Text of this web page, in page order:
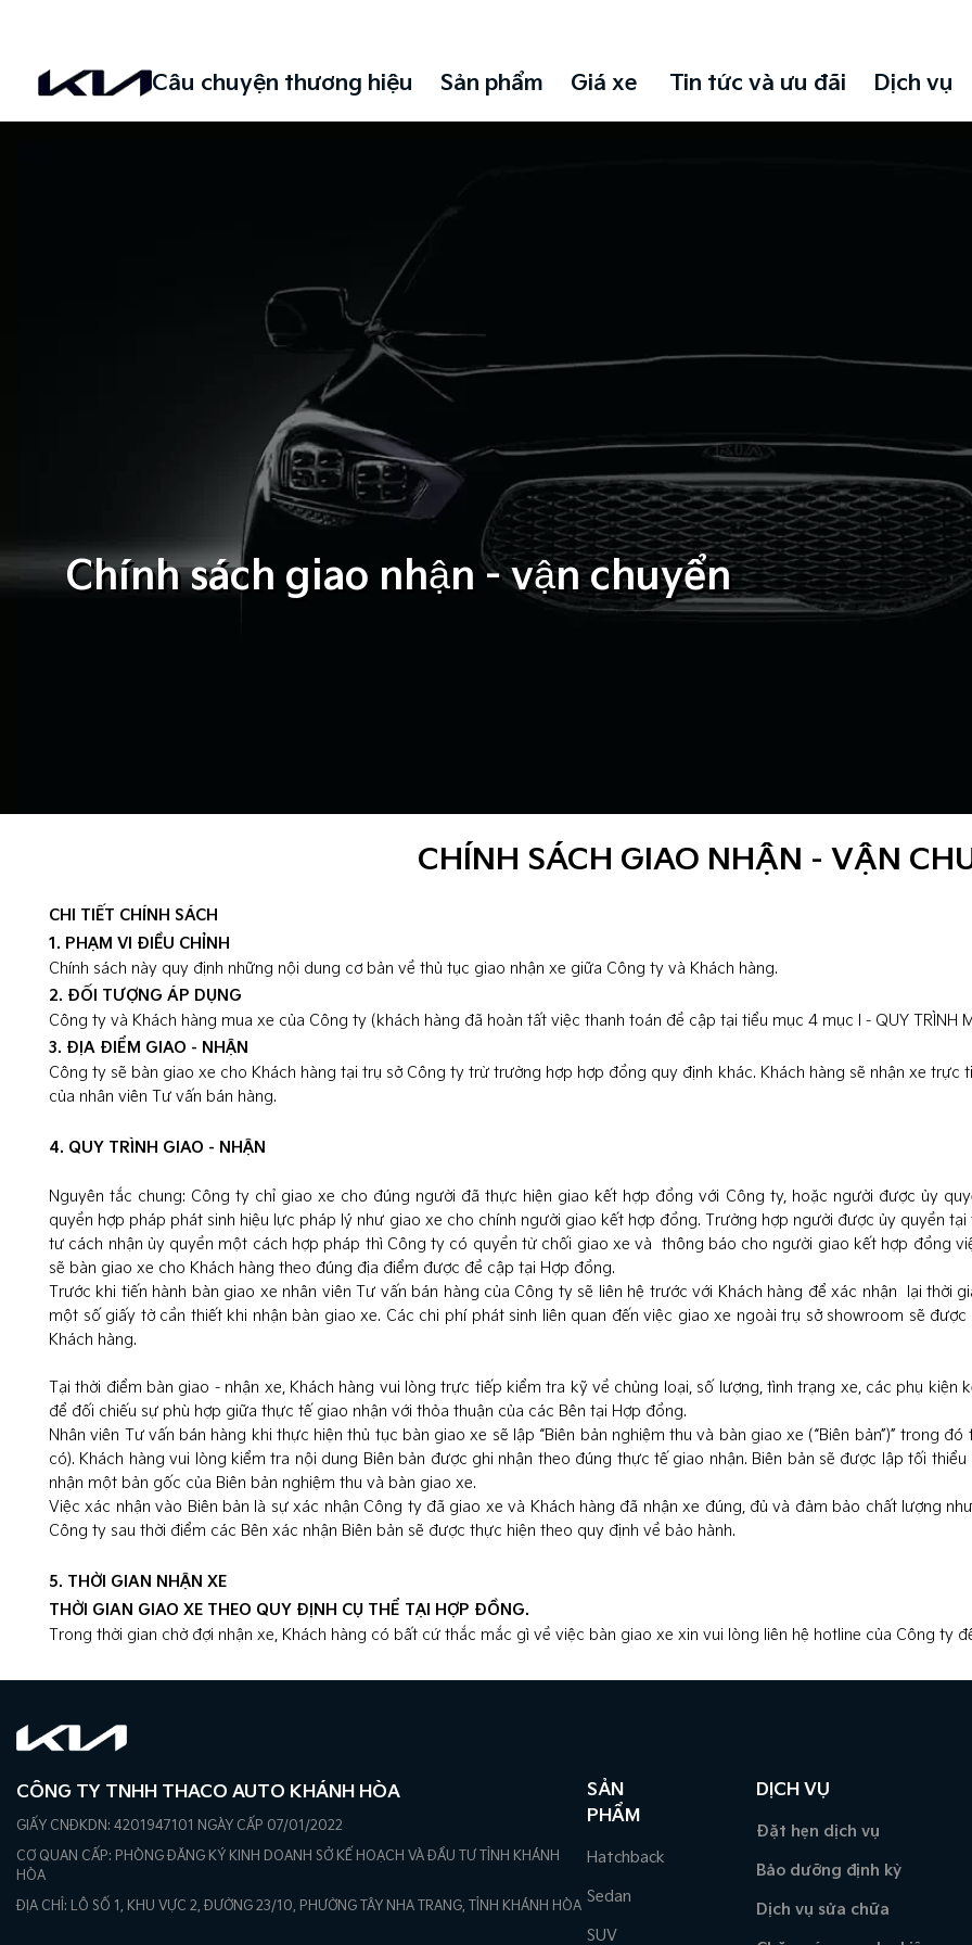
Câu chuyện thương hiệu Sản phẩm Giá xe Tin tức và ưu đãi Dịch vụ
Chính sách giao nhận - vận chuyển
CHÍNH SÁCH GIAO NHẬN - VẬN
CHI TIẾT CHÍNH SÁCH
1. PHẠM VI ĐIỀU CHỈNH
Chính sách này quy định những nội dung cơ bản về thủ tục giao nhận xe giữa Công ty và Khách hàng.
2. ĐỐI TƯỢNG ÁP DỤNG
Công ty và Khách hàng mua xe của Công ty (khách hàng đã hoàn tất việc thanh toán đề cập tại tiểu mục 4 mục I - QUY TRÌNH
3. ĐỊA ĐIỂM GIAO - NHẬN
Công ty sẽ bàn giao xe cho Khách hàng tại trụ sở Công ty trừ trường hợp hợp đồng quy định khác. Khách hàng sẽ nhận xe
của nhân viên Tư vấn bán hàng.
4. QUY TRÌNH GIAO - NHẬN
Nguyên tắc chung: Công ty chỉ giao xe cho đúng người đã thực hiện giao kết hợp đồng với Công ty, hoặc người được ủy
quyền hợp pháp phát sinh hiệu lực pháp lý như giao xe cho chính người giao kết hợp đồng. Trường hợp người được ủy quyền
tư cách nhận ủy quyền một cách hợp pháp thì Công ty có quyền từ chối giao xe và thông báo cho người giao kết hợp đồng
sẽ bàn giao xe cho Khách hàng theo đúng địa điểm được đề cập tại Hợp đồng.
Trước khi tiến hành bàn giao xe nhân viên Tư vấn bán hàng của Công ty sẽ liên hệ trước với Khách hàng để xác nhận lại thời
một số giấy tờ cần thiết khi nhận bàn giao xe. Các chi phí phát sinh liên quan đến việc giao xe ngoài trụ sở showroom sẽ
Khách hàng.
Tại thời điểm bàn giao - nhận xe, Khách hàng vui lòng trực tiếp kiểm tra kỹ về chủng loại, số lượng, tình trạng xe, các phụ
để đối chiếu sự phù hợp giữa thực tế giao nhận với thỏa thuận của các Bên tại Hợp đồng.
Nhân viên Tư vấn bán hàng khi thực hiện thủ tục bàn giao xe sẽ lập “Biên bản nghiệm thu và bàn giao xe (“Biên bản”)” trong
có). Khách hàng vui lòng kiểm tra nội dung Biên bản được ghi nhận theo đúng thực tế giao nhận. Biên bản sẽ được lập tối
nhận một bản gốc của Biên bản nghiệm thu và bàn giao xe.
Việc xác nhận vào Biên bản là sự xác nhận Công ty đã giao xe và Khách hàng đã nhận xe đúng, đủ và đảm bảo chất lượng
Công ty sau thời điểm các Bên xác nhận Biên bản sẽ được thực hiện theo quy định về bảo hành.
5. THỜI GIAN NHẬN XE
THỜI GIAN GIAO XE THEO QUY ĐỊNH CỤ THỂ TẠI HỢP ĐỒNG.
Trong thời gian chờ đợi nhận xe, Khách hàng có bất cứ thắc mắc gì về việc bàn giao xe xin vui lòng liên hệ hotline của Công ty
CÔNG TY TNHH THACO AUTO KHÁNH HÒA
GIẤY CNĐKDN: 4201947101 NGÀY CẤP 07/01/2022
CƠ QUAN CẤP: PHÒNG ĐĂNG KÝ KINH DOANH SỞ KẾ HOẠCH VÀ ĐẦU TƯ TỈNH KHÁNH
HÒA
ĐỊA CHỈ: LÔ SỐ 1, KHU VỰC 2, ĐƯỜNG 23/10, PHƯỜNG TÂY NHA TRANG, TỈNH KHÁNH HÒA
SẢN
PHẨM
Hatchback
Sedan
SUV
DỊCH VỤ
Đặt hẹn dịch vụ
Bảo dưỡng định kỳ
Dịch vụ sửa chữa